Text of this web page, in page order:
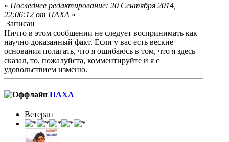
« Последнее редактирование: 20 Сентября 2014,
22:06:12 от ПАХА »
Записан
Ничто в этом сообщении не следует воспринимать как
научно доказанный факт. Если у вас есть веские
основания полагать, что я ошибаюсь в том, что я здесь
сказал, то, пожалуйста, комментируйте и я с
удовольствием изменю.
ПАХА
Ветеран